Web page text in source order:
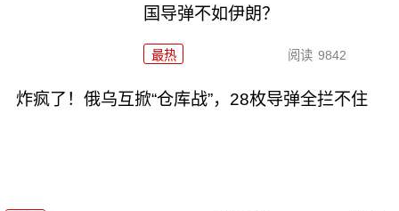
国导弹不如伊朗？
最热 阅读 9842
炸疯了！俄乌互掀“仓库战”，28枚导弹全拦不住